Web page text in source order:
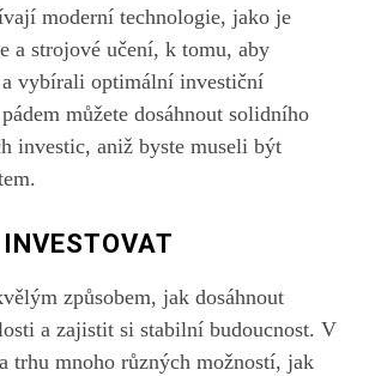
moderní technologie, jako je
a strojové učení, k tomu, aby
vybírali optimální investiční
můžete dosáhnout solidního
investic, aniž byste museli být
způsobem, jak dosáhnout
a zajistit si stabilní budoucnost. V
trhu mnoho různých možností, jak